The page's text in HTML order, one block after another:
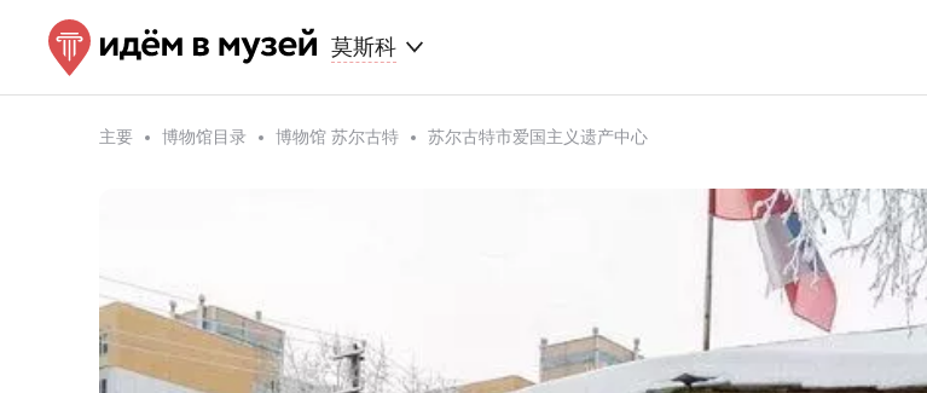
莫斯科
主要 博物馆目录 博物馆 苏尔古特 苏尔古特市爱国主义遗产中心